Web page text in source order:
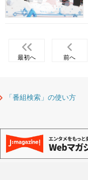
最初へ 前へ
「番組検索」の使い方